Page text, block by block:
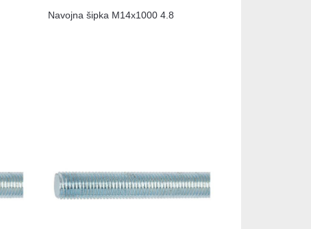
Navojna šipka M14x1000 4.8